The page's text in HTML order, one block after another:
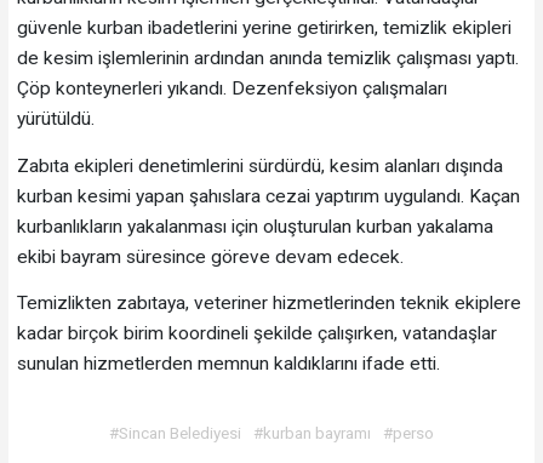
güvenle kurban ibadetlerini yerine getirirken, temizlik ekipleri
de kesim işlemlerinin ardından anında temizlik çalışması yaptı.
Çöp konteynerleri yıkandı. Dezenfeksiyon çalışmaları
yürütüldü.
Zabıta ekipleri denetimlerini sürdürdü, kesim alanları dışında
kurban kesimi yapan şahıslara cezai yaptırım uygulandı. Kaçan
kurbanlıkların yakalanması için oluşturulan kurban yakalama
ekibi bayram süresince göreve devam edecek.
Temizlikten zabıtaya, veteriner hizmetlerinden teknik ekiplere
kadar birçok birim koordineli şekilde çalışırken, vatandaşlar
sunulan hizmetlerden memnun kaldıklarını ifade etti.
#Sincan Belediyesi #kurban bayramı #perso